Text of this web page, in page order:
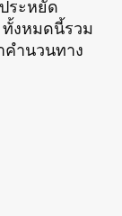
ระหยัด
ทั้งหมดนี้รวม
คำนวนทาง